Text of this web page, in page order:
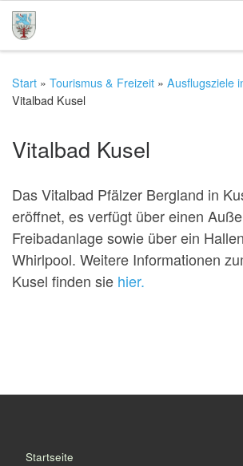
Zum Inhalt springen
Start » Tourismus & Freizeit » Ausflugsziele
Vitalbad Kusel
Vitalbad Kusel
Das Vitalbad Pfälzer Bergland in
eröffnet, es verfügt über einen
Freibadanlage sowie über ein
Whirlpool. Weitere Informationen
Kusel finden sie hier.
Startseite